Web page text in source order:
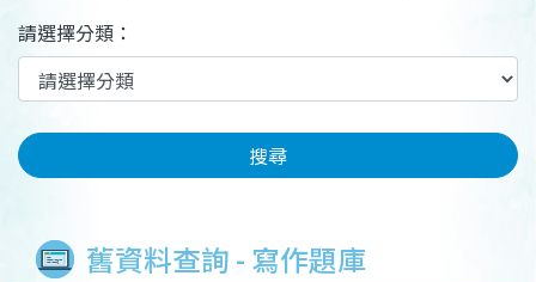
請選擇分類：
搜尋
舊資料查詢 - 寫作題庫